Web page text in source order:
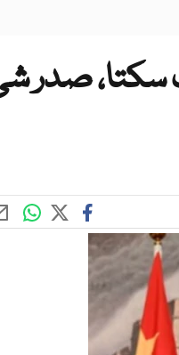
سکتا، صدر